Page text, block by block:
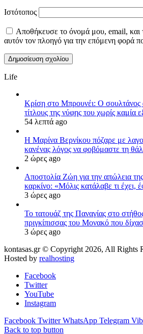
Ιστότοπος
Αποθήκευσε το όνομά μου, email, και
αυτόν τον πλοηγό για την επόμενη φορά
Life
Κρίση στο Μπρουνέι: Ο σουλτάνος
τίτλους της νύφης του χωρίς καμία
54 λεπτά ago
Η Μαρίνα Βερνίκου πόζαρε με
κανένας λόγος να φοβόμαστε τη
2 ώρες ago
Αποστολία Ζώη για την απώλεια
καρκίνο: «Μόλις κατάλαβε τι έχει,
3 ώρες ago
Το τατουάζ της Παναγίας στο
πριγκίπισσας του Μονακό που
3 ώρες ago
kontasas.gr © Copyright 2026, All Rights
Hosted by realhosting
Facebook
Twitter
YouTube
Instagram
Facebook Twitter WhatsApp Telegram
Back to top button